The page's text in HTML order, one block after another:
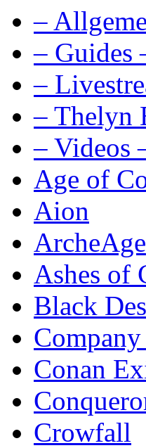
–
– Guides
–
– Thelyn
– Videos
Age of
Aion
ArcheAge
Ashes of
Black
Conan
Crowfall